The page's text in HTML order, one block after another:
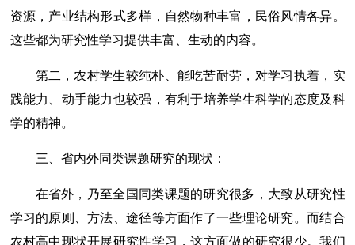
资源，产业结构形式多样，自然物种丰富，民俗风情各异。
这些都为研究性学习提供丰富、生动的内容。
第二，农村学生较纯朴、能吃苦耐劳，对学习执着，实
践能力、动手能力也较强，有利于培养学生科学的态度及科
学的精神。
三、省内外同类课题研究的现状：
在省外，乃至全国同类课题的研究很多，大致从研究性
学习的原则、方法、途径等方面作了一些理论研究。而结合
农村高中现状开展研究性学习，这方面做的研究很少。我们